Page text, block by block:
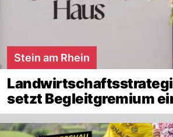
Stein am Rhein
setzt Begleitgremium